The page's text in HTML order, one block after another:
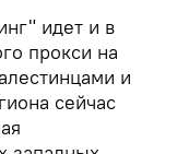
идет и в
прокси на
и
сейчас